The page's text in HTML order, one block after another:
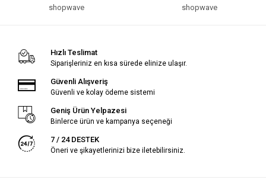
shopwave shopwave
Hızlı Teslimat
Siparişleriniz en kısa sürede elinize ulaşır.
Güvenli Alışveriş
Güvenli ve kolay ödeme sistemi
Geniş Ürün Yelpazesi
Binlerce ürün ve kampanya seçeneği
7 / 24 DESTEK
Öneri ve şikayetlerinizi bize iletebilirsiniz.